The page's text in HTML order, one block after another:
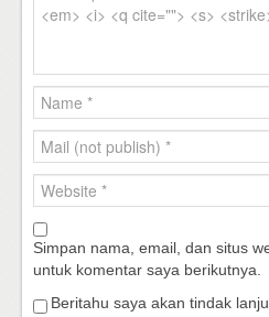
Simpan nama, email, dan situs
untuk komentar saya berikutnya.
Beritahu saya akan tindak